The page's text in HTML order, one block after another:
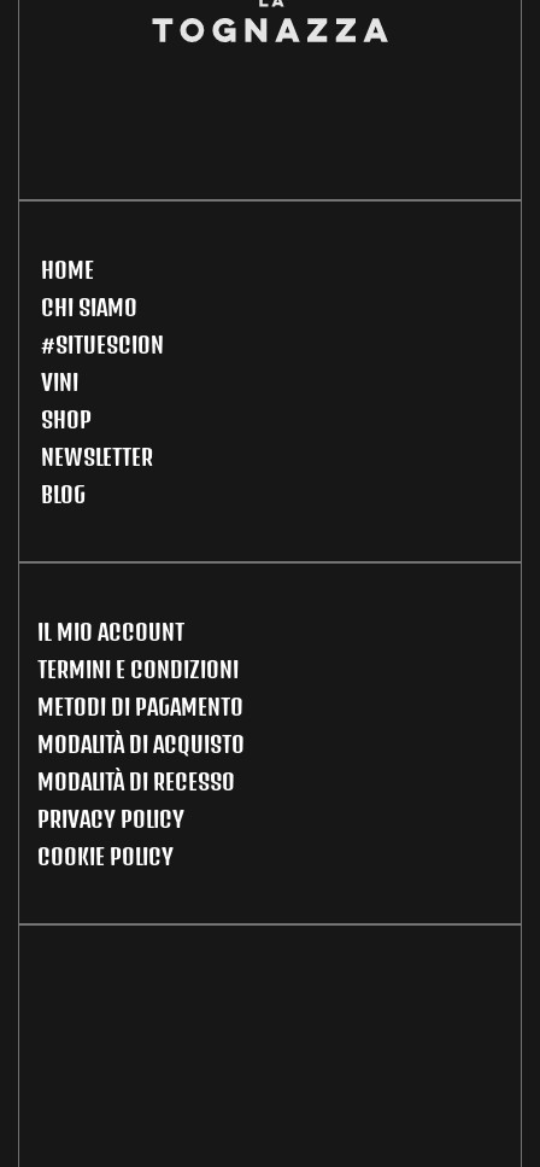
HOME
CHI SIAMO
#SITUESCION
VINI
SHOP
NEWSLETTER
BLOG
IL MIO ACCOUNT
TERMINI E CONDIZIONI
METODI DI PAGAMENTO
MODALITÀ DI ACQUISTO
MODALITÀ DI RECESSO
PRIVACY POLICY
COOKIE POLICY